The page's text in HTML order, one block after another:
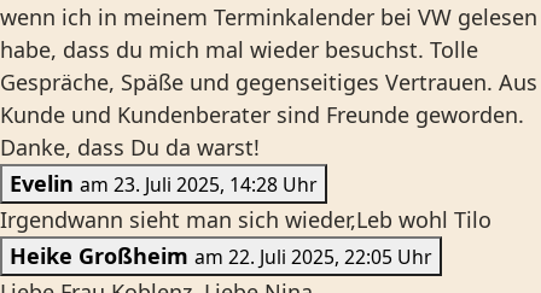
wenn ich in meinem Terminkalender bei VW gelesen
habe, dass du mich mal wieder besuchst. Tolle
Gespräche, Späße und gegenseitiges Vertrauen. Aus
Kunde und Kundenberater sind Freunde geworden.
Danke, dass Du da warst!
Evelin
am 23. Juli 2025, 14:28 Uhr
Irgendwann sieht man sich wieder,Leb wohl Tilo
Heike Großheim
am 22. Juli 2025, 22:05 Uhr